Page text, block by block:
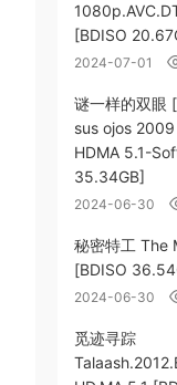
[BDISO
2024-07-01
谜一样的双眼
sus ojos
HDMA 5.1-
35.34GB]
2024-06-30
秘密特工 The
[BDISO
2024-06-30
觅迹寻踪